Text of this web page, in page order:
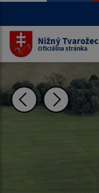
Nižný Tvarožec
Oficiálna stránka